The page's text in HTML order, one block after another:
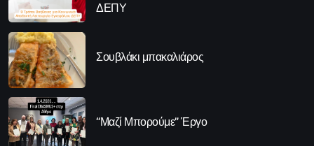
ΔΕΠΥ
Σουβλάκι μπακαλιάρος
“Μαζί Μπορούμε” Έργο